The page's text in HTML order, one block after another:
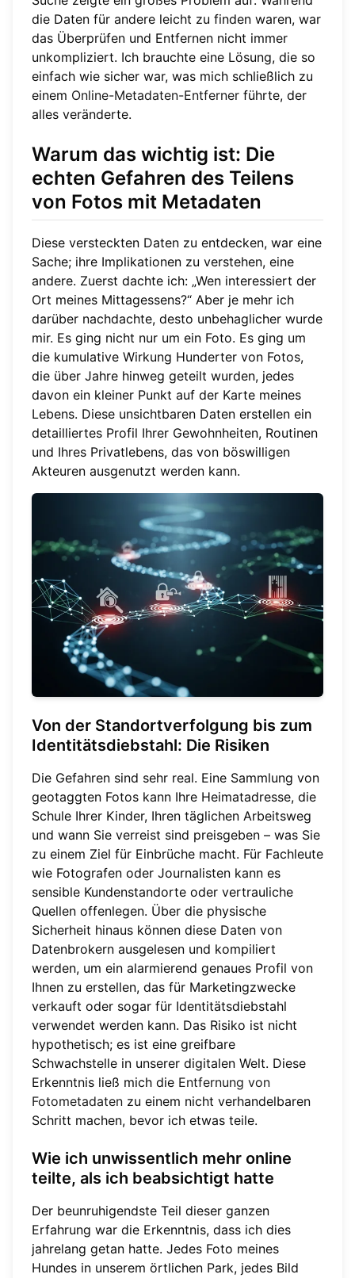
die Daten für andere leicht zu finden waren, war
das Überprüfen und Entfernen nicht immer
unkompliziert. Ich brauchte eine Lösung, die so
einfach wie sicher war, was mich schließlich zu
einem Online-Metadaten-Entferner führte, der
alles veränderte.
Warum das wichtig ist: Die
echten Gefahren des Teilens
von Fotos mit Metadaten
Diese versteckten Daten zu entdecken, war eine
Sache; ihre Implikationen zu verstehen, eine
andere. Zuerst dachte ich: „Wen interessiert der
Ort meines Mittagessens?“ Aber je mehr ich
darüber nachdachte, desto unbehaglicher wurde
mir. Es ging nicht nur um ein Foto. Es ging um
die kumulative Wirkung Hunderter von Fotos,
die über Jahre hinweg geteilt wurden, jedes
davon ein kleiner Punkt auf der Karte meines
Lebens. Diese unsichtbaren Daten erstellen ein
detailliertes Profil Ihrer Gewohnheiten, Routinen
und Ihres Privatlebens, das von böswilligen
Akteuren ausgenutzt werden kann.
Von der Standortverfolgung bis zum
Identitätsdiebstahl: Die Risiken
Die Gefahren sind sehr real. Eine Sammlung von
geotaggten Fotos kann Ihre Heimatadresse, die
Schule Ihrer Kinder, Ihren täglichen Arbeitsweg
und wann Sie verreist sind preisgeben – was Sie
zu einem Ziel für Einbrüche macht. Für Fachleute
wie Fotografen oder Journalisten kann es
sensible Kundenstandorte oder vertrauliche
Quellen offenlegen. Über die physische
Sicherheit hinaus können diese Daten von
Datenbrokern ausgelesen und kompiliert
werden, um ein alarmierend genaues Profil von
Ihnen zu erstellen, das für Marketingzwecke
verkauft oder sogar für Identitätsdiebstahl
verwendet werden kann. Das Risiko ist nicht
hypothetisch; es ist eine greifbare
Schwachstelle in unserer digitalen Welt. Diese
Erkenntnis ließ mich die Entfernung von
Fotometadaten zu einem nicht verhandelbaren
Schritt machen, bevor ich etwas teile.
Wie ich unwissentlich mehr online
teilte, als ich beabsichtigt hatte
Der beunruhigendste Teil dieser ganzen
Erfahrung war die Erkenntnis, dass ich dies
jahrelang getan hatte. Jedes Foto meines
Hundes in unserem örtlichen Park, jedes Bild